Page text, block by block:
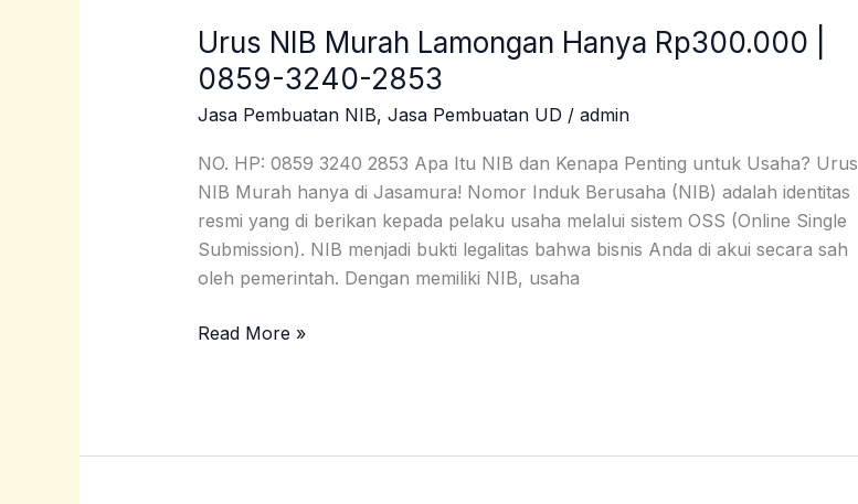
Urus NIB Murah Lamongan Hanya Rp300.000 |
0859-3240-2853
Jasa Pembuatan NIB, Jasa Pembuatan UD / admin
NO. HP: 0859 3240 2853 Apa Itu NIB dan Kenapa Penting untuk Usaha? Urus
NIB Murah hanya di Jasamura! Nomor Induk Berusaha (NIB) adalah identitas
resmi yang di berikan kepada pelaku usaha melalui sistem OSS (Online Single
Submission). NIB menjadi bukti legalitas bahwa bisnis Anda di akui secara sah
oleh pemerintah. Dengan memiliki NIB, usaha
Urus
NIB
Murah
Lamongan
Hanya
Rp300.000
0859-
3240-
Read More »